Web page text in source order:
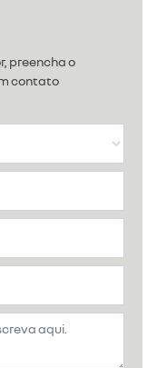
preencha o
contato